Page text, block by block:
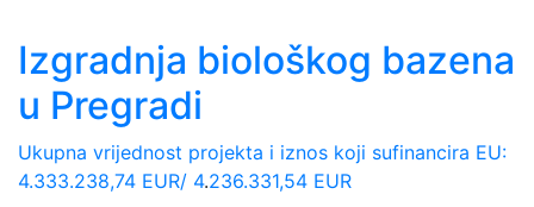
Izgradnja biološkog bazena
u Pregradi
Ukupna vrijednost projekta i iznos koji sufinancira EU:
4.333.238,74 EUR/ 4.236.331,54 EUR